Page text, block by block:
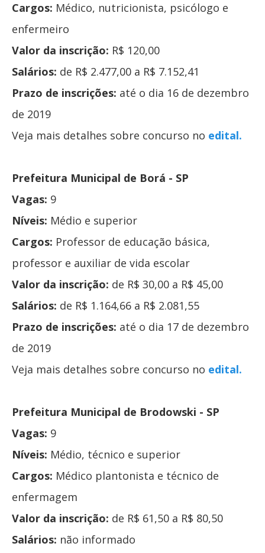
Cargos: Médico, nutricionista, psicólogo e
enfermeiro
Valor da inscrição: R$ 120,00
Salários: de R$ 2.477,00 a R$ 7.152,41
Prazo de inscrições: até o dia 16 de dezembro
de 2019
Veja mais detalhes sobre concurso no edital.
Prefeitura Municipal de Borá - SP
Vagas: 9
Níveis: Médio e superior
Cargos: Professor de educação básica,
professor e auxiliar de vida escolar
Valor da inscrição: de R$ 30,00 a R$ 45,00
Salários: de R$ 1.164,66 a R$ 2.081,55
Prazo de inscrições: até o dia 17 de dezembro
de 2019
Veja mais detalhes sobre concurso no edital.
Prefeitura Municipal de Brodowski - SP
Vagas: 9
Níveis: Médio, técnico e superior
Cargos: Médico plantonista e técnico de
enfermagem
Valor da inscrição: de R$ 61,50 a R$ 80,50
Salários: não informado